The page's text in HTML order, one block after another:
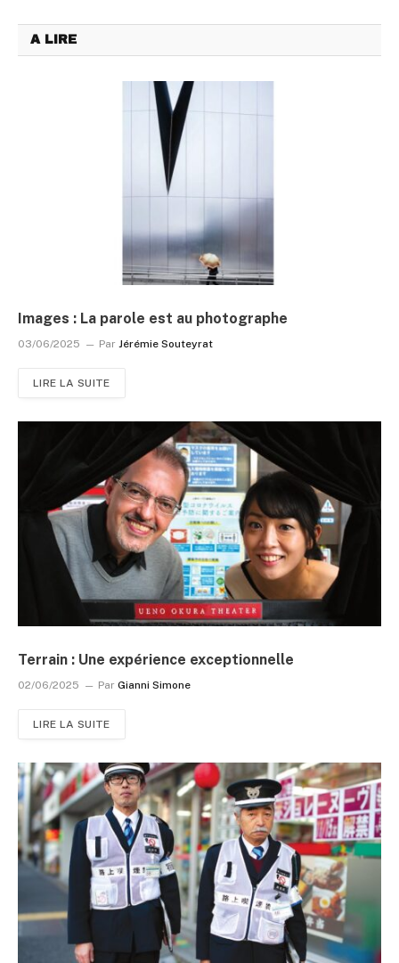
A LIRE
Images : La parole est au photographe
03/06/2025 Par Jérémie Souteyrat
LIRE LA SUITE
Terrain : Une expérience exceptionnelle
02/06/2025 Par Gianni Simone
LIRE LA SUITE